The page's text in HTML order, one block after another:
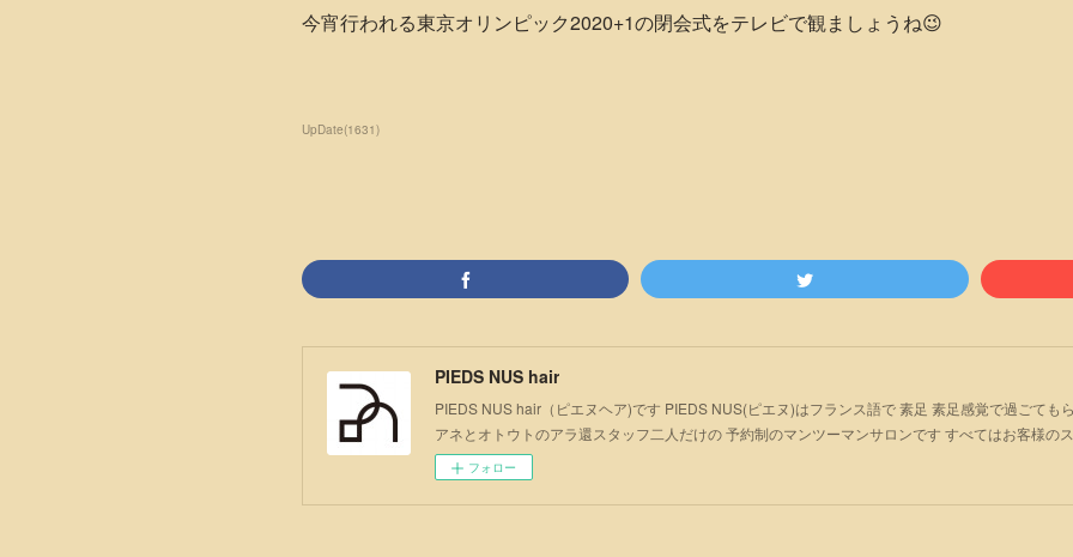
今宵行われる東京オリンピック2020+1の閉会式をテレビで観ましょうね😉
UpDate(1631)
PIEDS NUS hair
PIEDS NUS hair（ピエヌヘア)です PIEDS NUS(ピエヌ)はフランス語で 素足 素足感覚で過ごて
アネとオトウトのアラ還スタッフ二人だけの 予約制のマンツーマンサロンです すべてはお客様の
フォロー